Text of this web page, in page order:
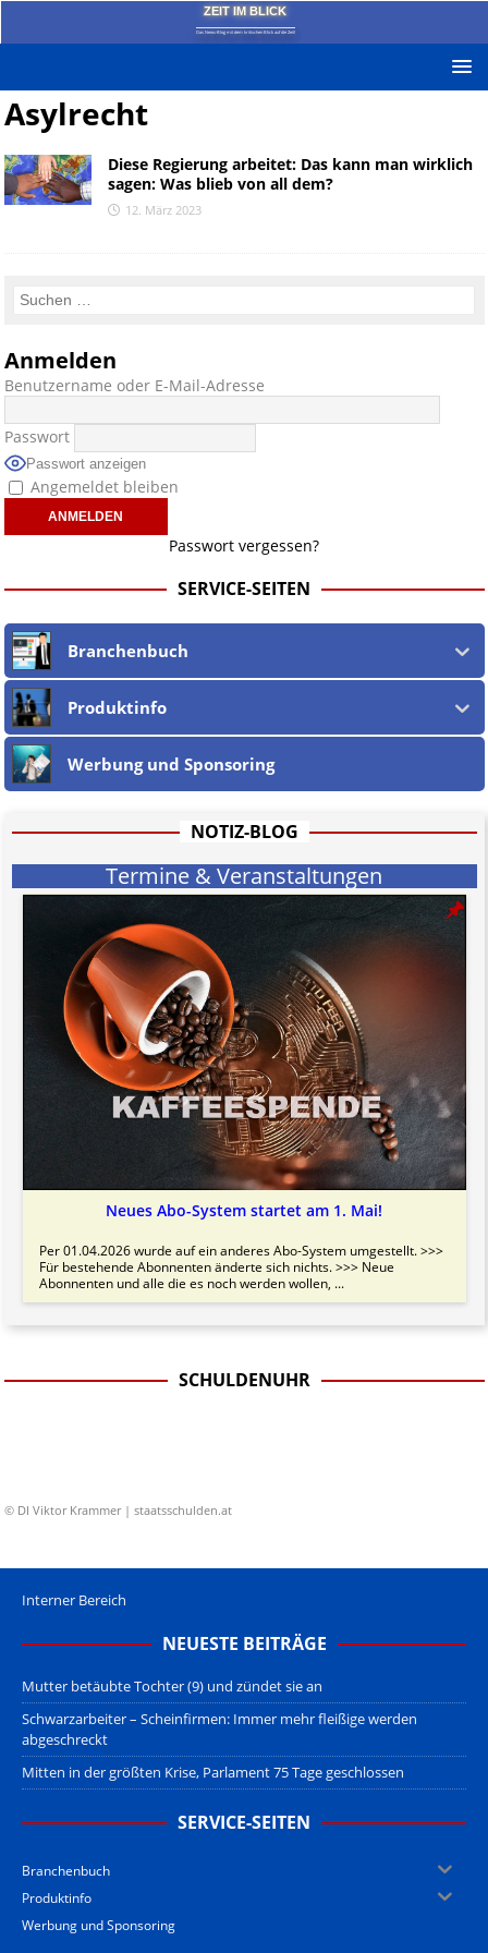
ZEIT IM BLICK
Das News-Blog mit dem kritischen Blick auf die Zeit!
Asylrecht
Diese Regierung arbeitet: Das kann man wirklich
sagen: Was blieb von all dem?
12. März 2023
Anmelden
Benutzername oder E-Mail-Adresse
Passwort
Passwort anzeigen
Angemeldet bleiben
Passwort vergessen?
SERVICE-SEITEN
Branchenbuch
Produktinfo
Werbung und Sponsoring
NOTIZ-BLOG
Termine & Veranstaltungen
Neues Abo-System startet am 1. Mai!
Per 01.04.2026 wurde auf ein anderes Abo-System umgestellt. >>>
Für bestehende Abonnenten änderte sich nichts. >>> Neue
Abonnenten und alle die es noch werden wollen, ...
SCHULDENUHR
© DI Viktor Krammer | staatsschulden.at
Interner Bereich
NEUESTE BEITRÄGE
Mutter betäubte Tochter (9) und zündet sie an
Schwarzarbeiter – Scheinfirmen: Immer mehr fleißige werden
abgeschreckt
Mitten in der größten Krise, Parlament 75 Tage geschlossen
SERVICE-SEITEN
Branchenbuch
Produktinfo
Werbung und Sponsoring